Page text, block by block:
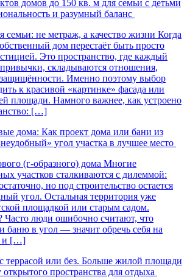
домов до 150 кв. м для семьи с детьми
и разумный баланс
семьи: не метраж, а качество жизни Когда
дом перестаёт быть просто
Это пространство, где каждый
складываются отношения,
защищённости. Именно поэтому выбор
к красивой «картинке» фасада или
площади. Намного важнее, как устроено
[…]
дома: Как проект дома или бани из
угол участка в лучшее место
(г-образного) дома Многие
участков сталкиваются с дилеммой:
но под строительство остается
угол. Остальная территория уже
площадкой или старым садом.
Часто люди ошибочно считают, что
баню в угол — значит обречь себя на
и […]
террасой или без. Больше жилой площади
пространства для отдыха